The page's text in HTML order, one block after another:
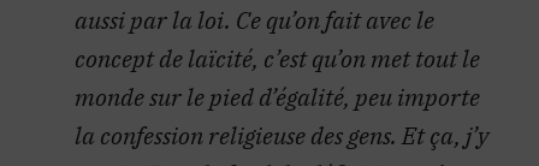
aussi par la loi. Ce qu’on fait avec le
concept de laïcité, c’est qu’on met tout le
monde sur le pied d’égalité, peu importe
la confession religieuse des gens. Et ça, j’y